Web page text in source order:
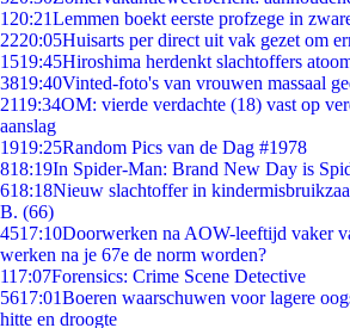
1 20:21Lemmen boekt eerste profzege in
2220:05Huisarts per direct uit vak gezet om
1519:45Hiroshima herdenkt slachtoffers
3819:40Vinted-foto's van vrouwen massaal
2119:34OM: vierde verdachte (18) vast op
aanslag
1919:25Random Pics van de Dag #1978
818:19In Spider-Man: Brand New Day is
618:18Nieuw slachtoffer in
B. (66)
4517:10Doorwerken na AOW-leeftijd vaker
werken na je 67e de norm worden?
117:07Forensics: Crime Scene Detective
5617:01Boeren waarschuwen voor lagere
hitte en droogte